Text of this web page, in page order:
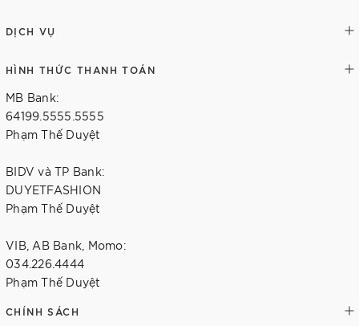
DỊCH VỤ
HÌNH THỨC THANH TOÁN
MB Bank:
64199.5555.5555
Phạm Thế Duyệt
BIDV và TP Bank:
DUYETFASHION
Phạm Thế Duyệt
VIB, AB Bank, Momo:
034.226.4444
Phạm Thế Duyệt
CHÍNH SÁCH